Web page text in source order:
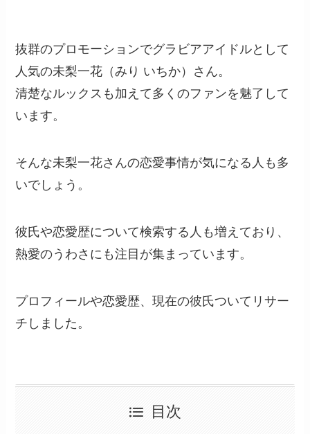
抜群のプロモーションでグラビアアイドルとして
人気の未梨一花（みり いちか）さん。
清楚なルックスも加えて多くのファンを魅了して
います。
そんな未梨一花さんの恋愛事情が気になる人も多
いでしょう。
彼氏や恋愛歴について検索する人も増えており、
熱愛のうわさにも注目が集まっています。
プロフィールや恋愛歴、現在の彼氏ついてリサー
チしました。
目次